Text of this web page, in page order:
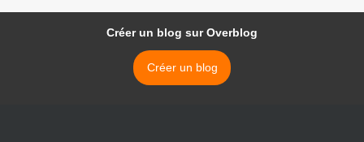
Créer un blog sur Overblog
Créer un blog